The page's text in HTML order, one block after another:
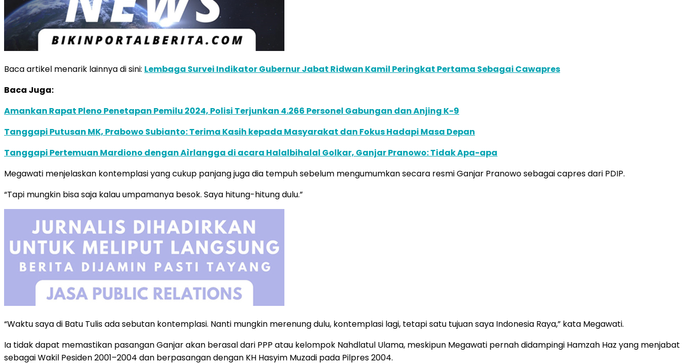
Baca artikel menarik lainnya di sini: Lembaga Survei Indikator Gubernur Jabat Ridwan Kamil Peringkat Pertama Sebagai Cawapres
Baca Juga:
Amankan Rapat Pleno Penetapan Pemilu 2024, Polisi Terjunkan 4.266 Personel Gabungan dan Anjing K-9
Tanggapi Putusan MK, Prabowo Subianto: Terima Kasih kepada Masyarakat dan Fokus Hadapi Masa Depan
Tanggapi Pertemuan Mardiono dengan Aìrlangga di acara Halalbihalal Golkar, Ganjar Pranowo: Tidak Apa-apa
Megawati menjelaskan kontemplasi yang cukup panjang juga dia tempuh sebelum mengumumkan secara resmi Ganjar Pranowo sebagai capres dari PDIP.
“Tapi mungkin bisa saja kalau umpamanya besok. Saya hitung-hitung dulu.”
“Waktu saya di Batu Tulis ada sebutan kontemplasi. Nanti mungkin merenung dulu, kontemplasi lagi, tetapi satu tujuan saya Indonesia Raya,” kata Megawati.
Ia tidak dapat memastikan pasangan Ganjar akan berasal dari PPP atau kelompok Nahdlatul Ulama, meskipun Megawati pernah didampingi Hamzah Haz yang menjabat
sebagai Wakil Pesiden 2001–2004 dan berpasangan dengan KH Hasyim Muzadi pada Pilpres 2004.